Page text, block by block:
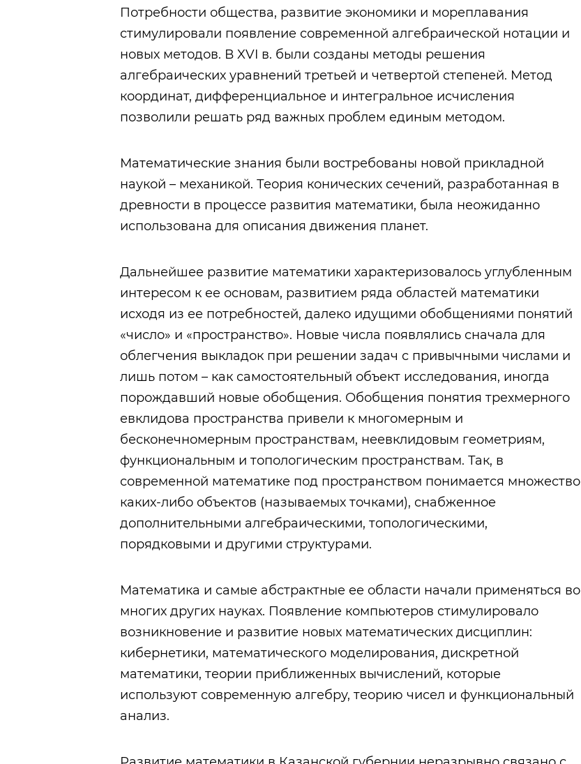
Потребности общества, развитие экономики и мореплавания
стимулировали появление современной алгебраической нотации и
новых методов. В XVI в. были созданы методы решения
алгебраических уравнений третьей и четвертой степеней. Метод
координат, дифференциальное и интегральное исчисления
позволили решать ряд важных проблем единым методом.
Математические знания были востребованы новой прикладной
наукой – механикой. Теория конических сечений, разработанная в
древности в процессе развития математики, была неожиданно
использована для описания движения планет.
Дальнейшее развитие математики характеризовалось углубленным
интересом к ее основам, развитием ряда областей математики
исходя из ее потребностей, далеко идущими обобщениями понятий
«число» и «пространство». Новые числа появлялись сначала для
облегчения выкладок при решении задач с привычными числами и
лишь потом – как самостоятельный объект исследования, иногда
порождавший новые обобщения. Обобщения понятия трехмерного
евклидова пространства привели к многомерным и
бесконечномерным пространствам, неевклидовым геометриям,
функциональным и топологическим пространствам. Так, в
современной математике под пространством понимается множество
каких-либо объектов (называемых точками), снабженное
дополнительными алгебраическими, топологическими,
порядковыми и другими структурами.
Математика и самые абстрактные ее области начали применяться во
многих других науках. Появление компьютеров стимулировало
возникновение и развитие новых математических дисциплин:
кибернетики, математического моделирования, дискретной
математики, теории приближенных вычислений, которые
используют современную алгебру, теорию чисел и функциональный
анализ.